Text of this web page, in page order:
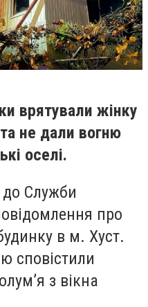
врятували жінку
не дали вогню
оселі.
до Служби
про
в м. Хуст.
сповістили
з вікна